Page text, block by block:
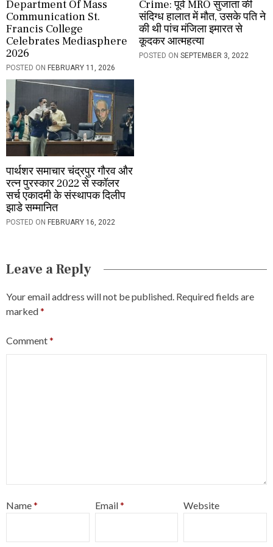
Department Of Mass
Communication St.
Francis College
Celebrates Mediasphere
2026
POSTED ON FEBRUARY 11, 2026
Crime: पूर्व MRO सुजाता की
संदिग्ध हालात में मौत, उसके पति ने
की थी पांच मंजिला इमारत से
कूदकर आत्महत्या
POSTED ONSEPTEMBER 3, 2022
पार्थशर समाचार चंद्रपुर गौरव और
रत्न पुरस्कार 2022 से स्कॉलर
सर्च एकादमी के संस्थापक दिलीप
झाडे सम्मानित
POSTED ON FEBRUARY 16, 2022
Leave a Reply
Your email address will not be published. Required fields are
marked*
Comment*
Name* Email* Website